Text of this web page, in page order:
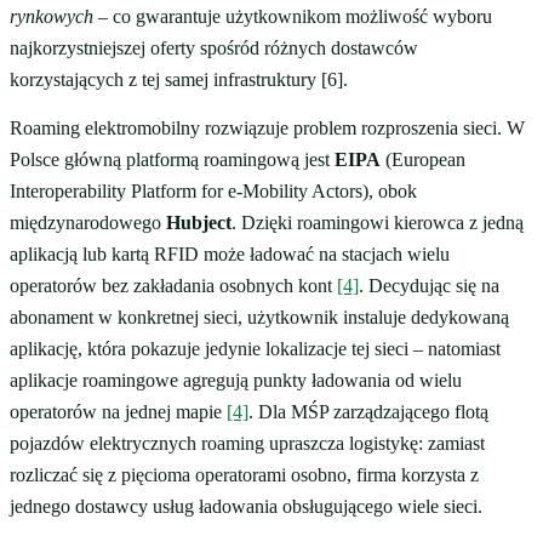
rynkowych – co gwarantuje użytkownikom możliwość wyboru
najkorzystniejszej oferty spośród różnych dostawców
korzystających z tej samej infrastruktury [6].
Roaming elektromobilny rozwiązuje problem rozproszenia sieci. W
Polsce główną platformą roamingową jest EIPA (European
Interoperability Platform for e-Mobility Actors), obok
międzynarodowego Hubject. Dzięki roamingowi kierowca z jedną
aplikacją lub kartą RFID może ładować na stacjach wielu
operatorów bez zakładania osobnych kont [4]. Decydując się na
abonament w konkretnej sieci, użytkownik instaluje dedykowaną
aplikację, która pokazuje jedynie lokalizacje tej sieci – natomiast
aplikacje roamingowe agregują punkty ładowania od wielu
operatorów na jednej mapie [4]. Dla MŚP zarządzającego flotą
pojazdów elektrycznych roaming upraszcza logistykę: zamiast
rozliczać się z pięcioma operatorami osobno, firma korzysta z
jednego dostawcy usług ładowania obsługującego wiele sieci.